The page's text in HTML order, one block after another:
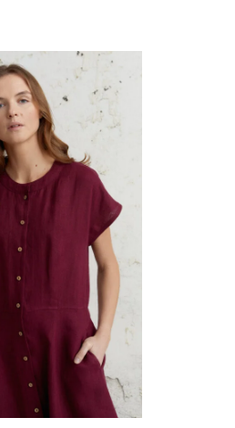
Mėgstamiausias